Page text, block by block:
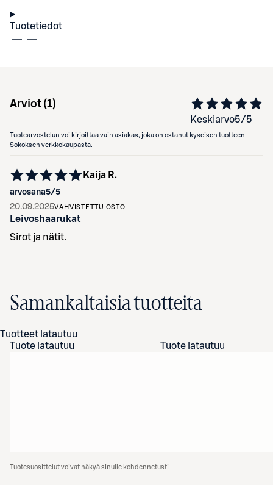
Tuotetiedot
Arviot (1)
Keskiarvo5/5
Tuotearvostelun voi kirjoittaa vain asiakas, joka on ostanut kyseisen tuotteen
Sokoksen verkkokaupasta.
arvosana5/5
Kaija R.
20.09.2025VAHVISTETTU OSTO
Leivoshaarukat
Sirot ja nätit.
Samankaltaisia tuotteita
Tuotteet latautuu
Tuote latautuu
Tuote latautuu
Tuotesuosittelut voivat näkyä sinulle kohdennetusti